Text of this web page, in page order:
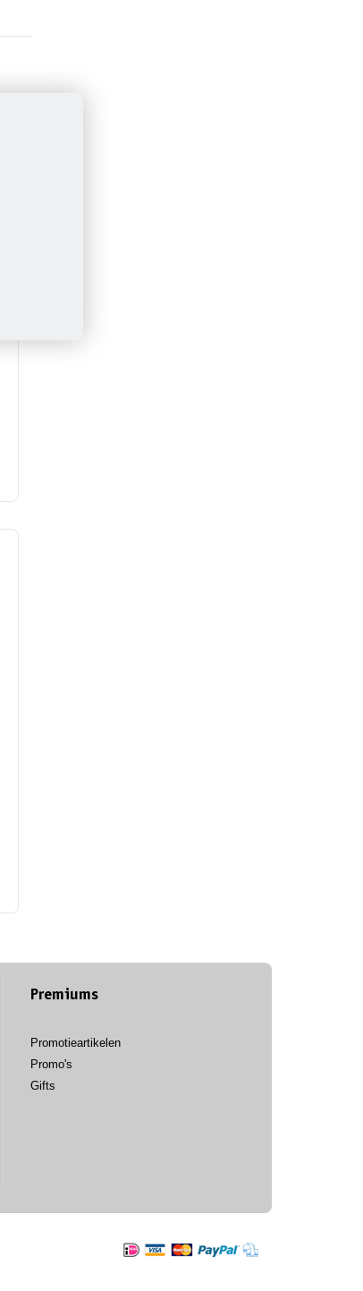
Premiums
Promotieartikelen
Promo's
Gifts